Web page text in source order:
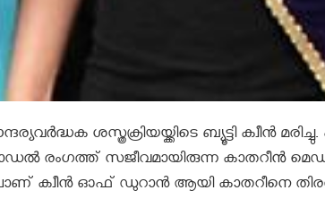
ശസ്ത്രക്രിയയ്ക്കിടെ ബ്യൂട്ടി
രംഗത്ത് സജീവമായിരുന്ന കാതറീൻ
ക്വീന്‍ ഓഫ് ഡുറാന്‍ ആയി കാതറീനെ